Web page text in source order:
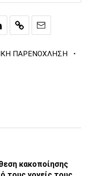
ΠΑΡΕΝΟΧΛΗΣΗ ·
κακοποίησης